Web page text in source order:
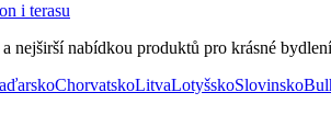
i terasu
nejširší nabídkou produktů pro krásné
ChorvatskoLitvaLotyšskoSlovinsko